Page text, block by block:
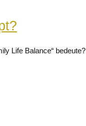
Life Balance“ bedeute?